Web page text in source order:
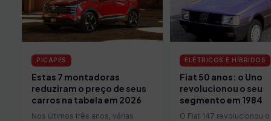
PICAPES
Estas 7 montadoras
reduziram o preço de seus
carros na tabela em 2026
Nos últimos três anos, várias
ELÉTRICOS E HÍBRIDOS
Fiat 50 anos: o Uno
revolucionou o seu
segmento em 1984
O Fiat 147 revolucionou o